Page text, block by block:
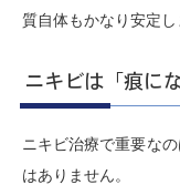
質自体もかなり安定し
ニキビは「痕に
ニキビ治療で重要な
はありません。